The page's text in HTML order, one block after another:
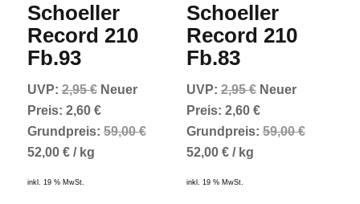
Schoeller
Record 210
Fb.93
UVP: 2,95€ Ursprünglicher
Preis
war:
Neuer
Preis: 2,60 €Aktueller
Preis
Grundpreis:59,00€
52,00 €/ kg
inkl. 19 % MwSt.
Schoeller
Record 210
Fb.83
UVP: 2,95€ Ursprünglicher
Preis
war:
Neuer
Preis: 2,60 €Aktueller
Preis
Grundpreis:59,00€
52,00 €/ kg
inkl. 19 % MwSt.